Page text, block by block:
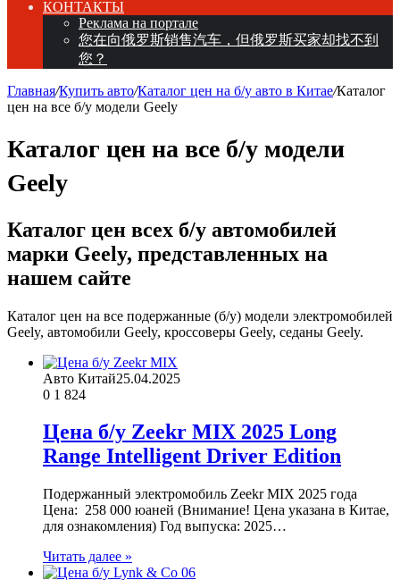
КОНТАКТЫ
Реклама на портале
您在向俄罗斯销售汽车，但俄罗斯买家却找不到
您？
Главная/Купить авто/Каталог цен на б/у авто в Китае/Каталог
цен на все б/у модели Geely
Каталог цен на все б/у модели
Geely
Каталог цен всех б/у автомобилей
марки Geely, представленных на
нашем сайте
Каталог цен на все подержанные (б/у) модели электромобилей
Geely, автомобили Geely, кроссоверы Geely, седаны Geely.
Авто Китай25.04.2025
0 1 824
Цена б/у Zeekr MIX 2025 Long
Range Intelligent Driver Edition
Подержанный электромобиль Zeekr MIX 2025 года
Цена: 258 000 юаней (Внимание! Цена указана в Китае,
для ознакомления) Год выпуска: 2025…
Читать далее »